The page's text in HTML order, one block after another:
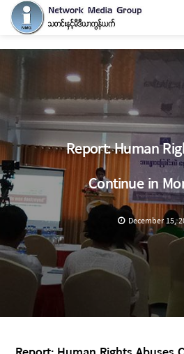
Report: Human
Continue in
December 15,